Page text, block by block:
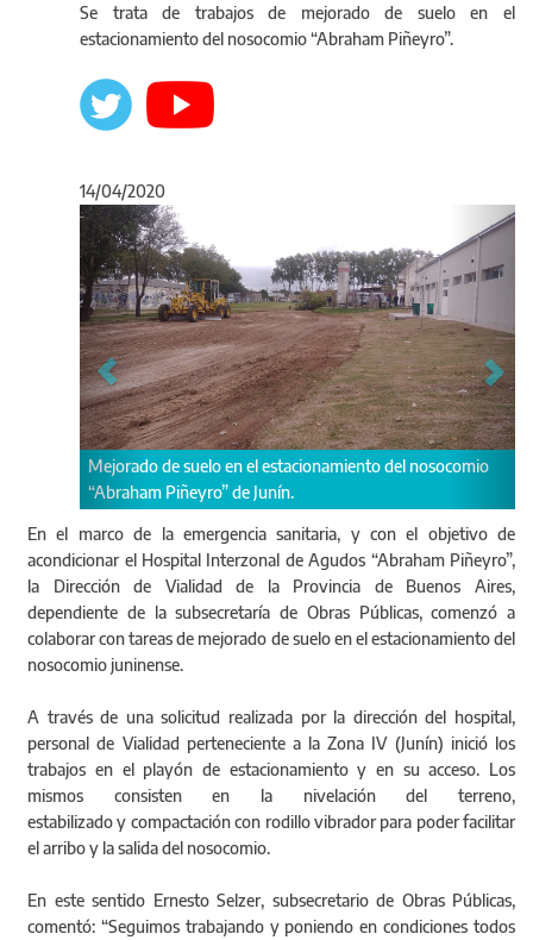
Se trata de trabajos de mejorado de suelo en el
estacionamiento del nosocomio “Abraham Piñeyro”.
14/04/2020
en el estacionamiento del nosocomio
de Junín.
Personal de Vialidad
Anterior
En el marco de la emergencia sanitaria, y con el objetivo de
acondicionar el Hospital Interzonal de Agudos “Abraham Piñeyro”,
la Dirección de Vialidad de la Provincia de Buenos Aires,
dependiente de la subsecretaría de Obras Públicas, comenzó a
colaborar con tareas de mejorado de suelo en el estacionamiento del
nosocomio juninense.
A través de una solicitud realizada por la dirección del hospital,
personal de Vialidad perteneciente a la Zona IV (Junín) inició los
trabajos en el playón de estacionamiento y en su acceso. Los
mismos consisten en la nivelación del terreno,
estabilizado y compactación con rodillo vibrador para poder facilitar
el arribo y la salida del nosocomio.
En este sentido Ernesto Selzer, subsecretario de Obras Públicas,
comentó: “Seguimos trabajando y poniendo en condiciones todos